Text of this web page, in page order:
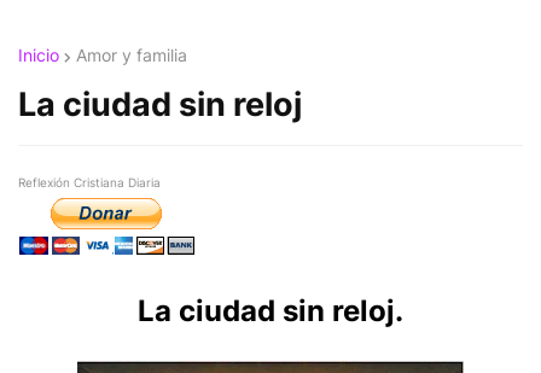
Inicio Amor y familia
La ciudad sin reloj
Reflexión Cristiana Diaria
La ciudad sin reloj.